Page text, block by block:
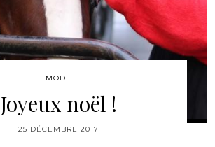
MODE
Joyeux noël !
25 DÉCEMBRE 2017